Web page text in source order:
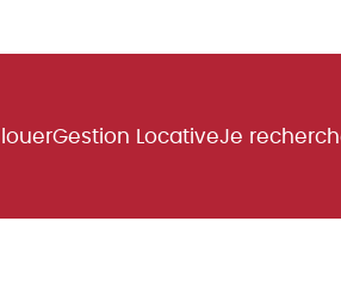
Gestion LocativeJe